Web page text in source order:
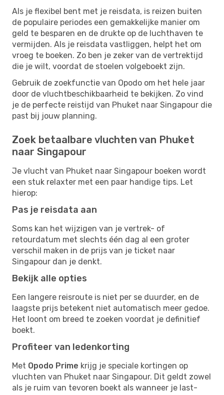
Als je flexibel bent met je reisdata, is reizen buiten
de populaire periodes een gemakkelijke manier om
geld te besparen en de drukte op de luchthaven te
vermijden. Als je reisdata vastliggen, helpt het om
vroeg te boeken. Zo ben je zeker van de vertrektijd
die je wilt, voordat de stoelen volgeboekt zijn.
Gebruik de zoekfunctie van Opodo om het hele jaar
door de vluchtbeschikbaarheid te bekijken. Zo vind
je de perfecte reistijd van Phuket naar Singapour die
past bij jouw planning.
Zoek betaalbare vluchten van Phuket
naar Singapour
Je vlucht van Phuket naar Singapour boeken wordt
een stuk relaxter met een paar handige tips. Let
hierop:
Pas je reisdata aan
Soms kan het wijzigen van je vertrek- of
retourdatum met slechts één dag al een groter
verschil maken in de prijs van je ticket naar
Singapour dan je denkt.
Bekijk alle opties
Een langere reisroute is niet per se duurder, en de
laagste prijs betekent niet automatisch meer gedoe.
Het loont om breed te zoeken voordat je definitief
boekt.
Profiteer van ledenkorting
Met Opodo Prime krijg je speciale kortingen op
vluchten van Phuket naar Singapour. Dit geldt zowel
als je ruim van tevoren boekt als wanneer je last-